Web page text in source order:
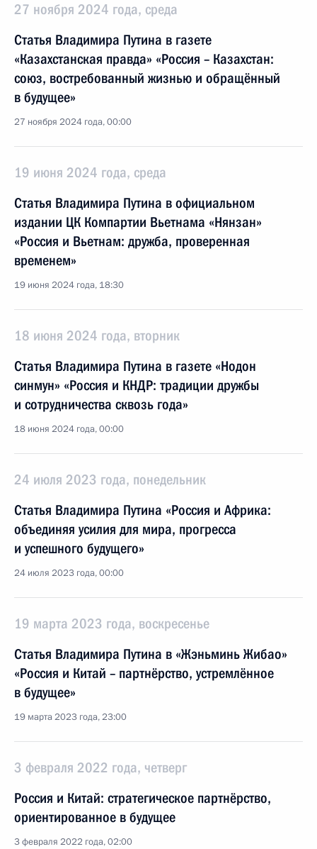
27 ноября 2024 года, среда
Статья Владимира Путина в газете
«Казахстанская правда» «Россия – Казахстан:
союз, востребованный жизнью и обращённый
в будущее»
27 ноября 2024 года, 00:00
19 июня 2024 года, среда
Статья Владимира Путина в официальном
издании ЦК Компартии Вьетнама «Нянзан»
«Россия и Вьетнам: дружба, проверенная
временем»
19 июня 2024 года, 18:30
18 июня 2024 года, вторник
Статья Владимира Путина в газете «Нодон
синмун» «Россия и КНДР: традиции дружбы
и сотрудничества сквозь года»
18 июня 2024 года, 00:00
24 июля 2023 года, понедельник
Статья Владимира Путина «Россия и Африка:
объединяя усилия для мира, прогресса
и успешного будущего»
24 июля 2023 года, 00:00
19 марта 2023 года, воскресенье
Статья Владимира Путина в «Жэньминь Жибао»
«Россия и Китай – партнёрство, устремлённое
в будущее»
19 марта 2023 года, 23:00
3 февраля 2022 года, четверг
Россия и Китай: стратегическое партнёрство,
ориентированное в будущее
3 февраля 2022 года, 02:00